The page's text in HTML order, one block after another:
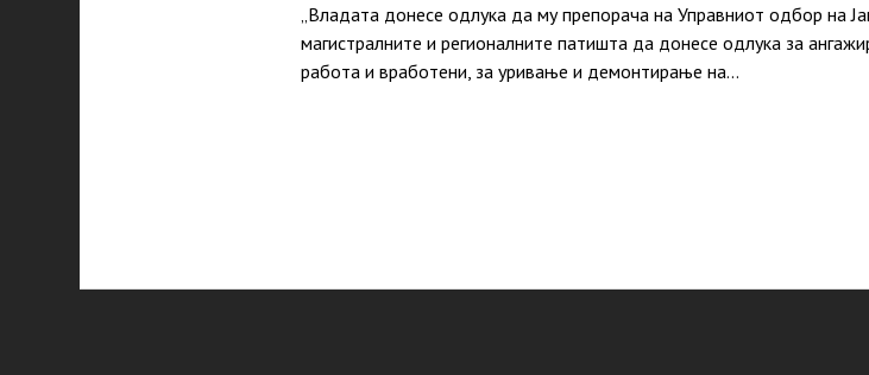
„Владата донесе одлука да му препорача на Управниот одбор на
магистралните и регионалните патишта да донесе одлука за
работа и вработени, за уривање и демонтирање на…